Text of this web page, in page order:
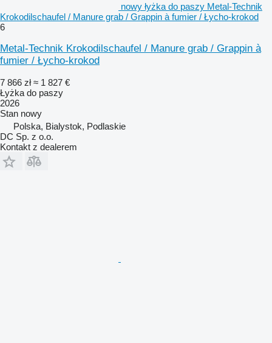
nowy łyżka do paszy Metal-Technik
Krokodilschaufel / Manure grab / Grappin à fumier / Łycho-krokod
6
Metal-Technik Krokodilschaufel / Manure grab / Grappin à
fumier / Łycho-krokod
7 866 zł ≈ 1 827 €
Łyżka do paszy
2026
Stan nowy
Polska, Bialystok, Podlaskie
DC Sp. z o.o.
Kontakt z dealerem